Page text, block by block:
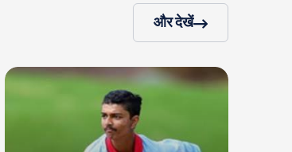
और देखें